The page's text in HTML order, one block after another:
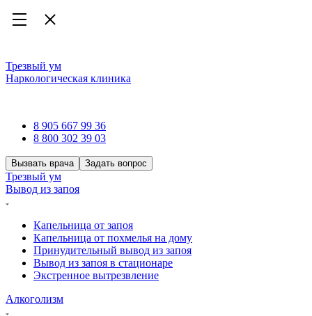
Трезвый ум
Наркологическая клиника
8 905 667 99 36
8 800 302 39 03
Вызвать врача Задать вопрос
Трезвый ум
Вывод из запоя
Капельница от запоя
Капельница от похмелья на дому
Принудительный вывод из запоя
Вывод из запоя в стационаре
Экстренное вытрезвление
Алкоголизм